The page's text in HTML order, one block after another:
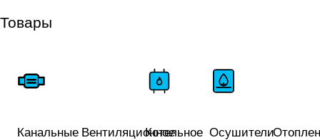
Товары
Канальные ВентиляционноеКотельное Осушители